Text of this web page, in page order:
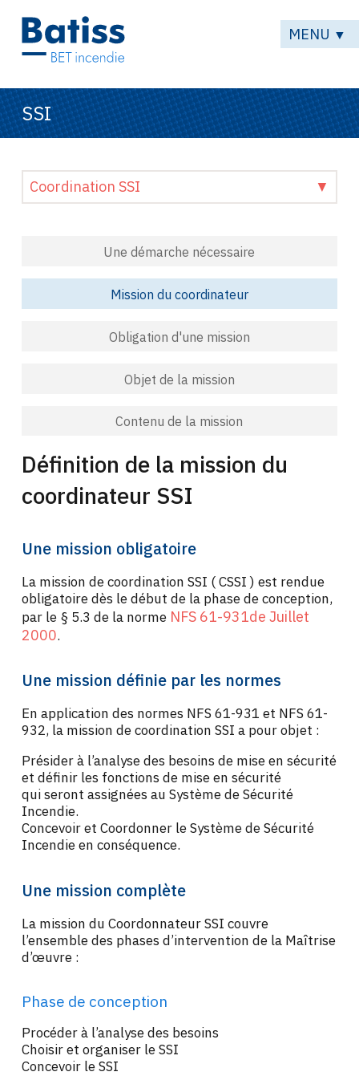
MENU ▼
SSI
Coordination SSI ▼
Une démarche nécessaire
Mission du coordinateur
Obligation d'une mission
Objet de la mission
Contenu de la mission
Définition de la mission du
coordinateur SSI
Une mission obligatoire
La mission de coordination SSI ( CSSI ) est rendue
obligatoire dès le début de la phase de conception,
par le § 5.3 de la norme NFS 61-931de Juillet
2000.
Une mission définie par les normes
En application des normes NFS 61-931 et NFS 61-
932, la mission de coordination SSI a pour objet :
Présider à l’analyse des besoins de mise en sécurité
et définir les fonctions de mise en sécurité
qui seront assignées au Système de Sécurité
Incendie.
Concevoir et Coordonner le Système de Sécurité
Incendie en conséquence.
Une mission complète
La mission du Coordonnateur SSI couvre
l’ensemble des phases d’intervention de la Maîtrise
d’œuvre :
Phase de conception
Procéder à l’analyse des besoins
Choisir et organiser le SSI
Concevoir le SSI